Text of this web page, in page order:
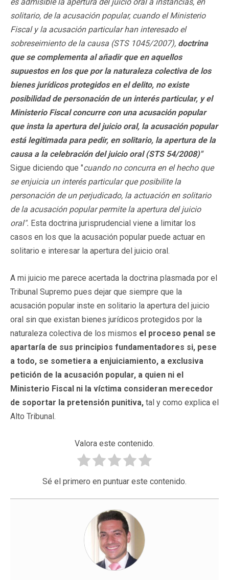
solitario, de la acusación popular, cuando el Ministerio
Fiscal y la acusación particular han interesado el
sobreseimiento de la causa (STS 1045/2007), doctrina
que se complementa al añadir que en aquellos
supuestos en los que por la naturaleza colectiva de los
bienes jurídicos protegidos en el delito, no existe
posibilidad de personación de un interés particular, y el
Ministerio Fiscal concurre con una acusación popular
que insta la apertura del juicio oral, la acusación popular
está legitimada para pedir, en solitario, la apertura de la
causa a la celebración del juicio oral (STS 54/2008)"
Sigue diciendo que "cuando no concurra en el hecho que
se enjuicia un interés particular que posibilite la
personación de un perjudicado, la actuación en solitario
de la acusación popular permite la apertura del juicio
oral". Esta doctrina jurisprudencial viene a limitar los
casos en los que la acusación popular puede actuar en
solitario e interesar la apertura del juicio oral.
A mi juicio me parece acertada la doctrina plasmada por el
Tribunal Supremo pues dejar que siempre que la
acusación popular inste en solitario la apertura del juicio
oral sin que existan bienes jurídicos protegidos por la
naturaleza colectiva de los mismos el proceso penal se
apartaría de sus principios fundamentadores si, pese
a todo, se sometiera a enjuiciamiento, a exclusiva
petición de la acusación popular, a quien ni el
Ministerio Fiscal ni la víctima consideran merecedor
de soportar la pretensión punitiva, tal y como explica el
Alto Tribunal.
Valora este contenido.
Sé el primero en puntuar este contenido.